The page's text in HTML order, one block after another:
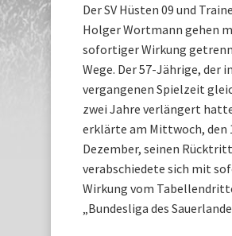
Der SV Hüsten 09 und
Holger Wortmann gehen
sofortiger Wirkung
Wege. Der 57-Jährige, der
vergangenen Spielzeit
zwei Jahre verlängert
erklärte am Mittwoch, den
Dezember, seinen
verabschiedete sich mit
Wirkung vom
„Bundesliga des